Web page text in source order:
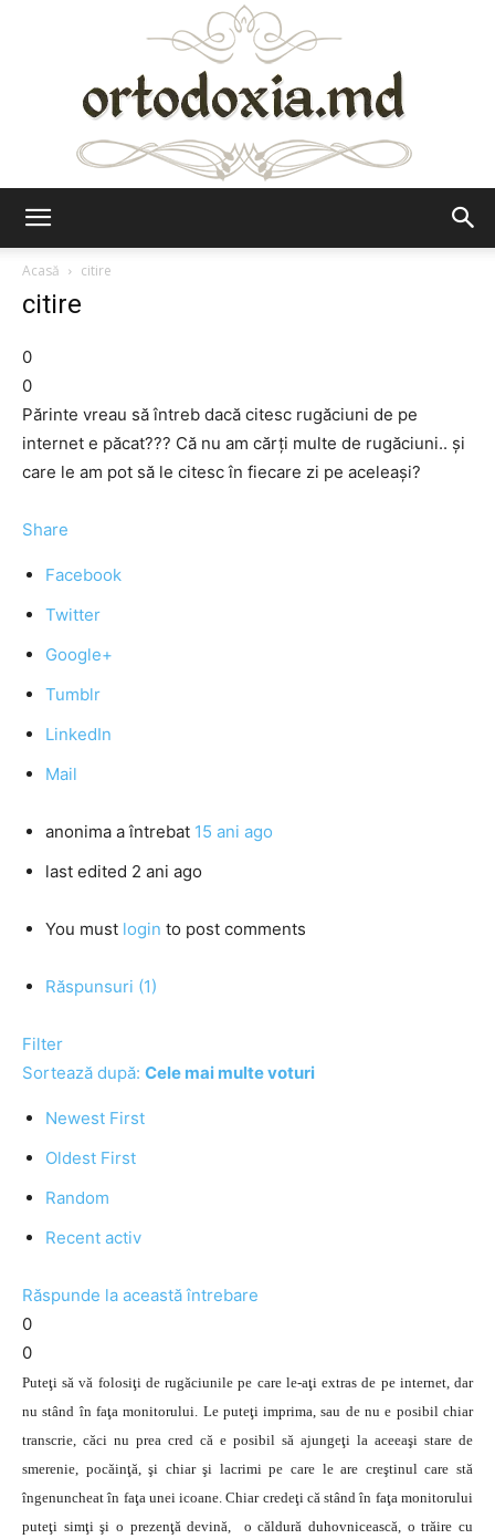
Acasă
citire
citire
0
0
Părinte vreau să întreb dacă citesc rugăciuni de pe
internet e păcat??? Că nu am cărți multe de rugăciuni.. și
care le am pot să le citesc în fiecare zi pe aceleași?
Share
Facebook
Twitter
Google+
Tumblr
LinkedIn
Mail
anonima a întrebat 15 ani ago
last edited 2 ani ago
You must login to post comments
Răspunsuri (1)
Filter
Sortează după: Cele mai multe voturi
Newest First
Oldest First
Random
Recent activ
Răspunde la această întrebare
0
0
Puteţi să vă folosiţi de rugăciunile pe care le-aţi extras de pe internet, dar
nu stând în faţa monitorului. Le puteţi imprima, sau de nu e posibil chiar
transcrie, căci nu prea cred că e posibil să ajungeţi la aceeaşi stare de
smerenie, pocăinţă, şi chiar şi lacrimi pe care le are creştinul care stă
îngenuncheat în faţa unei icoane. Chiar credeţi că stând în faţa monitorului
puteţi simţi şi o prezenţă devină, o căldură duhovnicească, o trăire cu